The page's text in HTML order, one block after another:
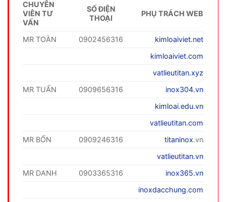
CHUYÊN
VIÊN TƯ
VẤN
SỐ ĐIỆN
THOẠI
PHỤ TRÁCH WEB
MR TOÀN 0902456316
kimloaiviet.net
kimloaiviet.com
vatlieutitan.xyz
MR TUẤN
0909656316
inox304.vn
kimloai.edu.vn
vatlieutitan.com
MR BỐN
0909246316 titaninox.vn
vatlieutitan.vn
MR DANH
0903365316
inox365.vn
inoxdacchung.com